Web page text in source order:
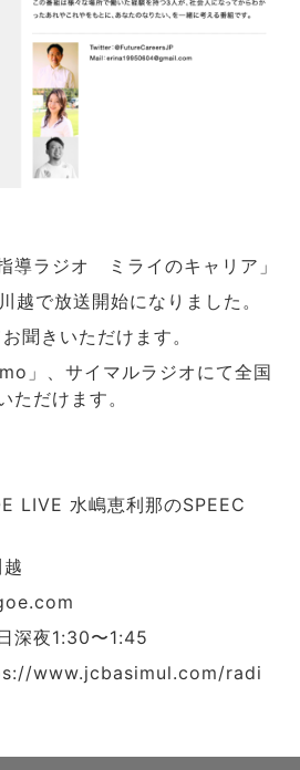
導ラジオ ミライのキャリア」
越で放送開始になりました。
聞きいただけます。
」、サイマルラジオにて全国
ただけます。
LIVE 水嶋恵利那のSPEEC
深夜1:30〜1:45
www.jcbasimul.com/radi